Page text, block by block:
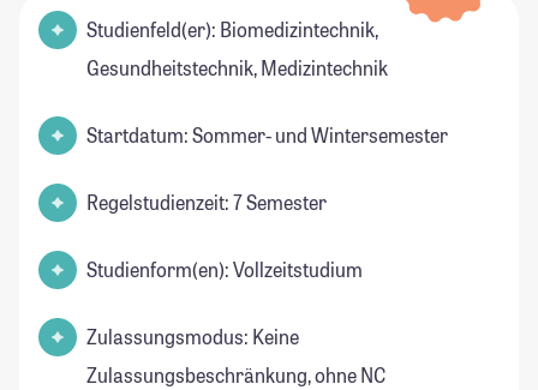
Studienfeld(er): Biomedizintechnik,
Gesundheitstechnik, Medizintechnik
Startdatum: Sommer- und Wintersemester
Regelstudienzeit: 7 Semester
Studienform(en): Vollzeitstudium
Zulassungsmodus: Keine
Zulassungsbeschränkung, ohne NC